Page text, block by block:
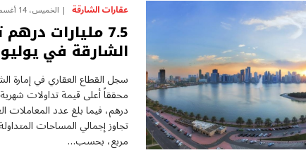
عقارات الشارقة الخميس، 14 أغسطس 2025
7.5 مليارات
الشارقة في يوليو
سجل القطاع العقاري في إمارة
مربع، بحسب…